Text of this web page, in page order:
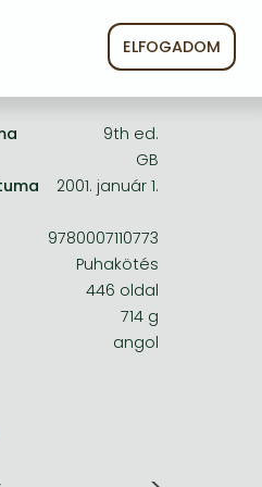
9th ed.
GB
2001. január 1.
9780007110773
Puhakötés
446 oldal
714 g
angol
ELFOGADOM